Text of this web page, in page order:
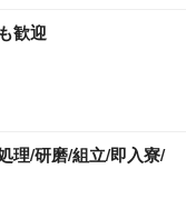
歓迎
理/研磨/組立/即入寮/